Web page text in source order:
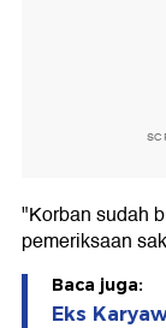
"Korban sudah
pemeriksaan
Baca juga:
Eks